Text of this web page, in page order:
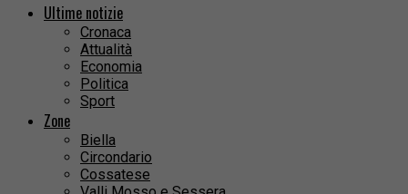
Ultime notizie
Cronaca
Attualità
Economia
Politica
Sport
Zone
Biella
Circondario
Cossatese